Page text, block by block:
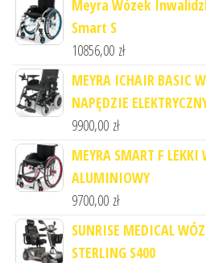
Meyra Wózek
Smart S
10856,00 zł
MEYRA ICHAIR BASIC
NAPĘDZIE
9900,00 zł
MEYRA SMART F
ALUMINIOWY
9700,00 zł
SUNRISE MEDICAL
STERLING S400